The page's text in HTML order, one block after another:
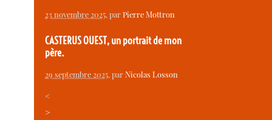
23 novembre 2025, parPierre Mottron
CASTERUS OUEST, un portrait de mon
père.
29 septembre 2025, parNicolas Losson
<
>